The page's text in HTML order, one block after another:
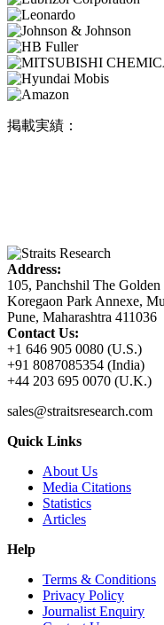
掲載実績：
Address:
105, Panchshil The
Koregaon Park Annexe,
Pune, Maharashtra 411036
Contact Us:
+1 646 905 0080 (U.S.)
+91 8087085354 (India)
+44 203 695 0070 (U.K.)
sales@straitsresearch.com
Quick Links
About Us
Media Citations
Statistics
Articles
Help
Terms & Conditions
Privacy Policy
Journalist Enquiry